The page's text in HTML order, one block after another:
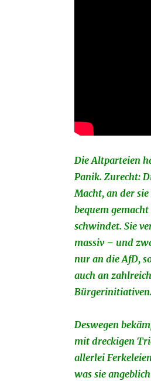
Die Altparteien
Panik. Zurecht:
Macht, an der sie
bequem gemacht
schwindet. Sie
massiv – und
nur an die AfD,
auch an
Bürgerinitiativen.
Deswegen
mit dreckigen
allerlei
was sie